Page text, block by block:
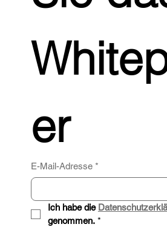
er
E-Mail-Adresse *
Ich habe die
genommen. *